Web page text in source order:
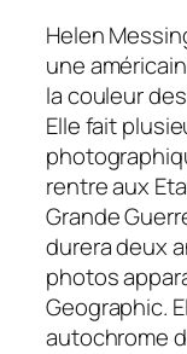
Helen
une
la couleur
Elle fait
rentre aux
Grande
durera deux
photos
Geographic.
autochrome